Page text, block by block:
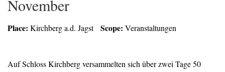
November
Place: Kirchberg a.d. Jagst Scope: Veranstaltungen
Auf Schloss Kirchberg versammelten sich über zwei Tage 50